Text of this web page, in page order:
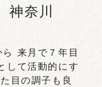
奈川
来月で７年目
して活動的にす
目の調子も良